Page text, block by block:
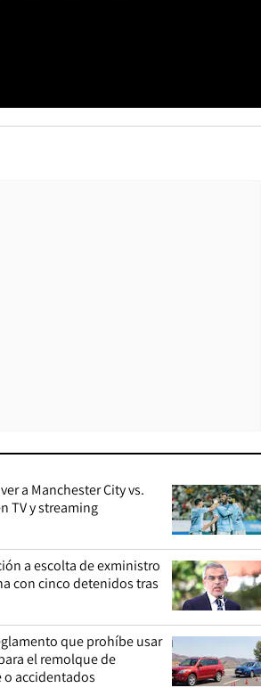
a Manchester City vs.
TV y streaming
a escolta de exministro
con cinco detenidos tras
que prohíbe usar
el remolque de
accidentados